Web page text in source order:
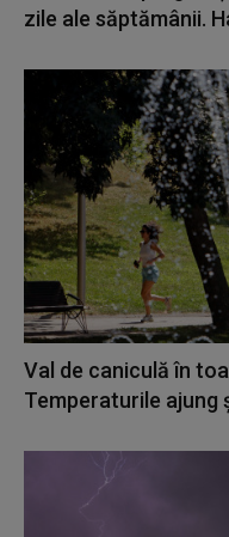
zile ale săptămânii.
Val de caniculă în
Temperaturile ajung